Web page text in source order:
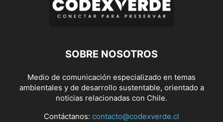
SOBRE NOSOTROS
Medio de comunicación especializado en temas
ambientales y de desarrollo sustentable, orientado a
noticias relacionadas con Chile.
Contáctanos: contacto@codexverde.cl